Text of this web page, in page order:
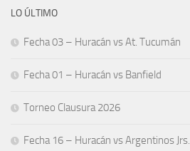
LO ÚLTIMO
Fecha 03 – Huracán vs At. Tucumán
Fecha 01 – Huracán vs Banfield
Torneo Clausura 2026
Fecha 16 – Huracán vs Argentinos Jrs.